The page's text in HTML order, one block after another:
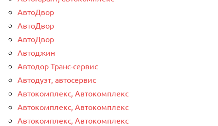
АвтоДвор
АвтоДвор
АвтоДвор
Автоджин
Автодор Транс-сервис
Автодуэт, автосервис
Автокомплекс, Автокомплекс
Автокомплекс, Автокомплекс
Автокомплекс, Автокомплекс